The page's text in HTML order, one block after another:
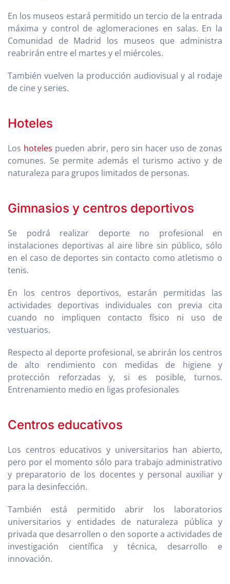
En los museos estará permitido un tercio de la entrada
máxima y control de aglomeraciones en salas. En la
Comunidad de Madrid los museos que administra
reabrirán entre el martes y el miércoles.
También vuelven la producción audiovisual y al rodaje
de cine y series.
Hoteles
Los hoteles pueden abrir, pero sin hacer uso de zonas
comunes. Se permite además el turismo activo y de
naturaleza para grupos limitados de personas.
Gimnasios y centros deportivos
Se podrá realizar deporte no profesional en
instalaciones deportivas al aire libre sin público, sólo
en el caso de deportes sin contacto como atletismo o
tenis.
En los centros deportivos, estarán permitidas las
actividades deportivas individuales con previa cita
cuando no impliquen contacto físico ni uso de
vestuarios.
Respecto al deporte profesional, se abrirán los centros
de alto rendimiento con medidas de higiene y
protección reforzadas y, si es posible, turnos.
Entrenamiento medio en ligas profesionales
Centros educativos
Los centros educativos y universitarios han abierto,
pero por el momento sólo para trabajo administrativo
y preparatorio de los docentes y personal auxiliar y
para la desinfección.
También está permitido abrir los laboratorios
universitarios y entidades de naturaleza pública y
privada que desarrollen o den soporte a actividades de
investigación científica y técnica, desarrollo e
innovación.